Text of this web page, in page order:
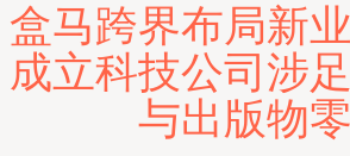
盒马跨界布局新
成立科技公司涉
与出版物